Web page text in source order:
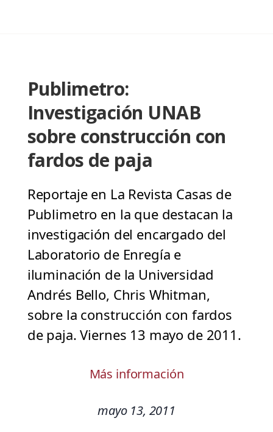
Publimetro:
Investigación UNAB
sobre construcción con
fardos de paja
Reportaje en La Revista Casas de
Publimetro en la que destacan la
investigación del encargado del
Laboratorio de Enregía e
iluminación de la Universidad
Andrés Bello, Chris Whitman,
sobre la construcción con fardos
de paja. Viernes 13 mayo de 2011.
Más información
mayo 13, 2011